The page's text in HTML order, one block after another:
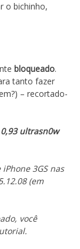
o bichinho,
bloqueado.
tanto fazer
– recortado-
ultrasn0w
3GS nas
(em
você